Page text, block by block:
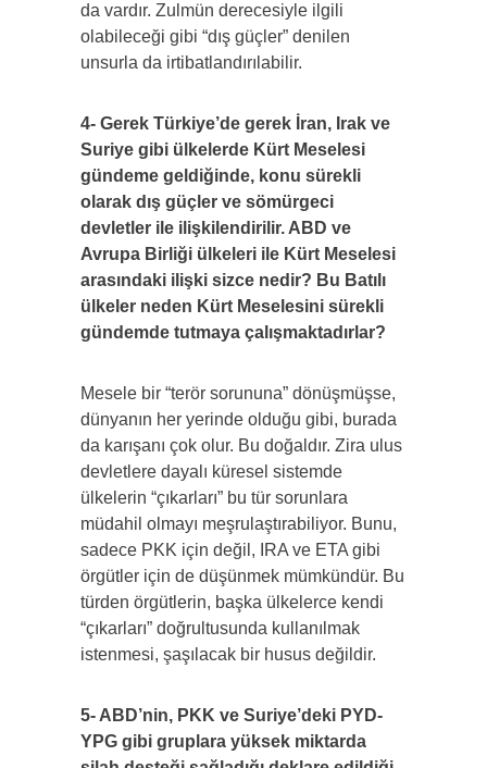
da vardır. Zulmün derecesiyle ilgili
olabileceği gibi “dış güçler” denilen
unsurla da irtibatlandırılabilir.
4- Gerek Türkiye’de gerek İran, Irak ve
Suriye gibi ülkelerde Kürt Meselesi
gündeme geldiğinde, konu sürekli
olarak dış güçler ve sömürgeci
devletler ile ilişkilendirilir. ABD ve
Avrupa Birliği ülkeleri ile Kürt Meselesi
arasındaki ilişki sizce nedir? Bu Batılı
ülkeler neden Kürt Meselesini sürekli
gündemde tutmaya çalışmaktadırlar?
Mesele bir “terör sorununa” dönüşmüşse,
dünyanın her yerinde olduğu gibi, burada
da karışanı çok olur. Bu doğaldır. Zira ulus
devletlere dayalı küresel sistemde
ülkelerin “çıkarları” bu tür sorunlara
müdahil olmayı meşrulaştırabiliyor. Bunu,
sadece PKK için değil, IRA ve ETA gibi
örgütler için de düşünmek mümkündür. Bu
türden örgütlerin, başka ülkelerce kendi
“çıkarları” doğrultusunda kullanılmak
istenmesi, şaşılacak bir husus değildir.
5- ABD’nin, PKK ve Suriye’deki PYD-
YPG gibi gruplara yüksek miktarda